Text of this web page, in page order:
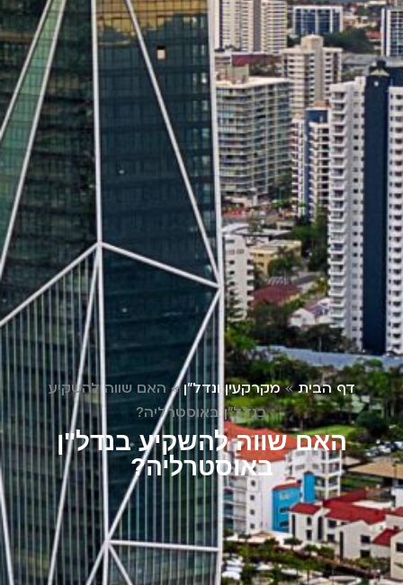
דף הבית»מקרקעין ונדל"ן» האם שווה להשקיע
בנדל"ן באוסטרליה?
האם שווה להשקיע בנדל"ן
באוסטרליה?